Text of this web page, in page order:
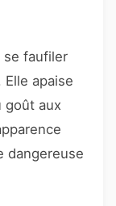
se faufiler
apaise
goût aux
dangereuse